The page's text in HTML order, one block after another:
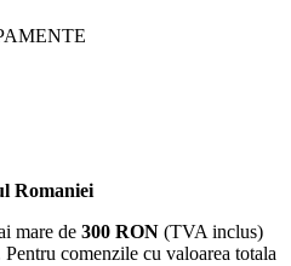
Romaniei
mare de 300 RON (TVA inclus)
comenzile cu valoarea totala